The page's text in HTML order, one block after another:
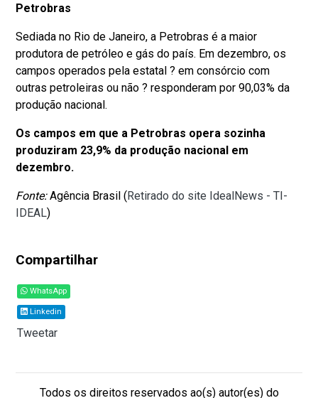
Petrobras
Sediada no Rio de Janeiro, a Petrobras é a maior
produtora de petróleo e gás do país. Em dezembro, os
campos operados pela estatal ? em consórcio com
outras petroleiras ou não ? responderam por 90,03% da
produção nacional.
Os campos em que a Petrobras opera sozinha
produziram 23,9% da produção nacional em
dezembro.
Fonte:Agência Brasil (Retirado do site IdealNews - TI-
IDEAL)
Compartilhar
WhatsApp
Linkedin
Tweetar
Todos os direitos reservados ao(s) autor(es) do